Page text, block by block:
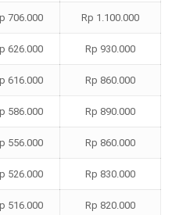
706.000 Rp 1.100.000
626.000 Rp 930.000
616.000 Rp 860.000
586.000 Rp 890.000
556.000 Rp 860.000
526.000 Rp 830.000
516.000 Rp 820.000